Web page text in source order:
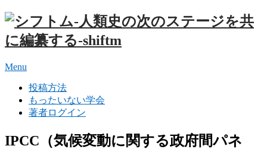
Menu
投稿方法
もったいない学会
著者ログイン
IPCC（気候変動に関する政府間パネ